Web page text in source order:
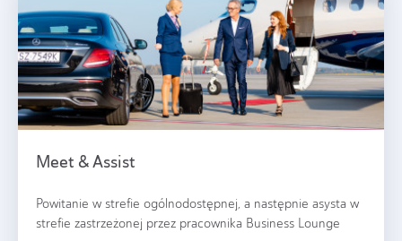
Meet & Assist
Powitanie w strefie ogólnodostępnej, a następnie asysta w
strefie zastrzeżonej przez pracownika Business Lounge